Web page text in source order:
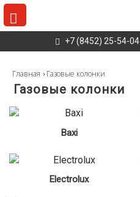
+7 (8452) 25-54-04
Главная Газовые колонки
Газовые колонки
Baxi
Electrolux